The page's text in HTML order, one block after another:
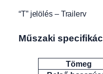
“T” jelölés – Trailerv
Műszaki
Attribútumok
Tömeg